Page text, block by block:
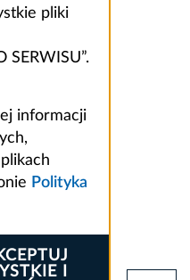
pliki
SERWISU”.
informacji
Polityka
I